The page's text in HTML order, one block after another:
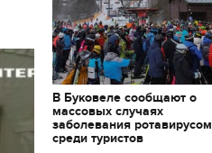
В Буковеле сообщают о
массовых случаях
заболевания ротавирусом
среди туристов